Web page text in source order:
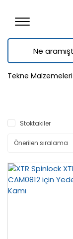
Tekne Malzemeleri
Stoktakiler